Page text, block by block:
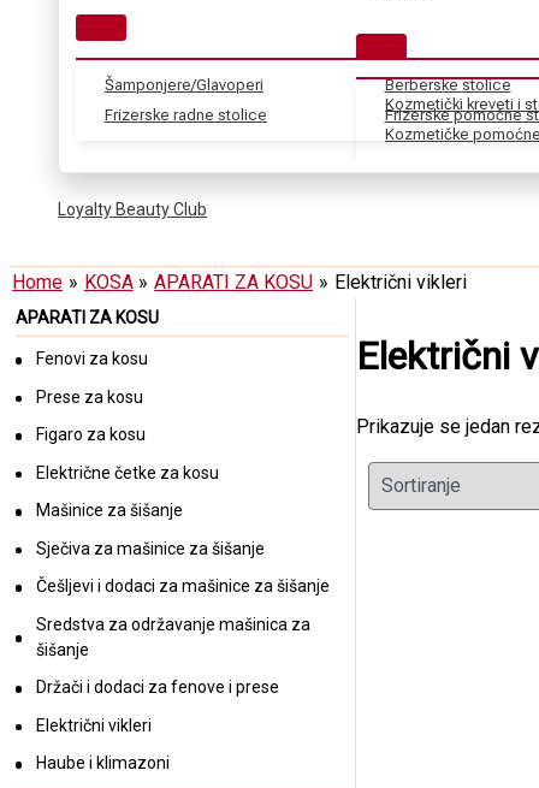
Šamponjere/Glavoperi
Frizerske radne stolice
Berberske stolice
Frizerske pomoćne
Kozmetički kreveti i
Kozmetičke
Loyalty Beauty Club
Home KOSA APARATI ZA KOSU Električni vikleri
APARATI ZA KOSU
Fenovi za kosu
Prese za kosu
Figaro za kosu
Električne četke za kosu
Mašinice za šišanje
Sječiva za mašinice za šišanje
Češljevi i dodaci za mašinice za šišanje
Sredstva za održavanje mašinica za
šišanje
Držači i dodaci za fenove i prese
Električni vikleri
Haube i klimazoni
Električni
Prikazuje se jedan